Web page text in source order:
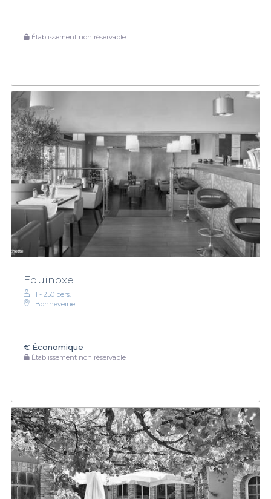
Établissement non réservable
Equinoxe
1 - 250 pers.
Bonneveine
€ Économique
Établissement non réservable